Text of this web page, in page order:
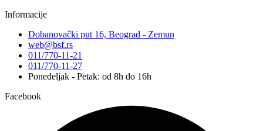
Informacije
Dobanovački put 16, Beograd - Zemun
web@bsf.rs
011/770-11-21
011/770-11-27
Ponedeljak - Petak: od 8h do 16h
Facebook